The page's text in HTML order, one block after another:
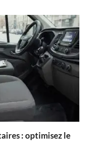
: optimisez le